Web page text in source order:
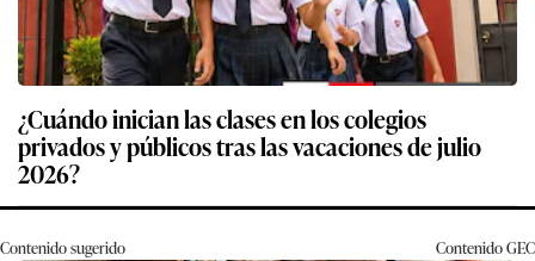
¿Cuándo inician las clases en los colegios
privados y públicos tras las vacaciones de julio
2026?
Contenido sugerido ContenidoGEC